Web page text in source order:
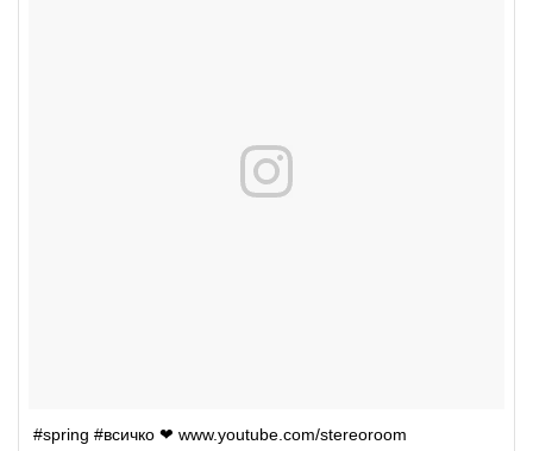
#spring #всичко ❤ www.youtube.com/stereoroom